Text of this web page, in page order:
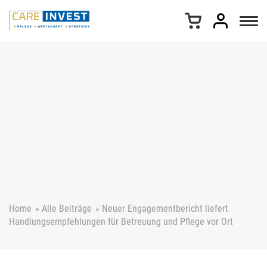
Home » Alle Beiträge » Neuer Engagementbericht liefert
Handlungsempfehlungen für Betreuung und Pflege vor Ort